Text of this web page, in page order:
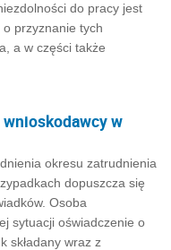
do pracy jest
przyznanie tych
a w części także
w
okresu zatrudnienia
dopuszcza się
Osoba
sytuacji oświadczenie o
składany wraz z